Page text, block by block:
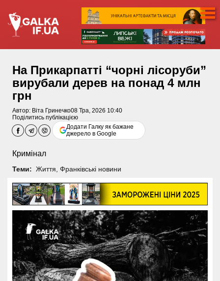
На Прикарпатті “чорні лісоруби”
вирубали дерев на понад 4 млн
грн
Автор: Віта Гринечко08 Тра, 2026 10:40
Поділитись публікацією
Додати Галку як бажане
джерело в Google
Кримінал
Теми: Життя Франківські новини